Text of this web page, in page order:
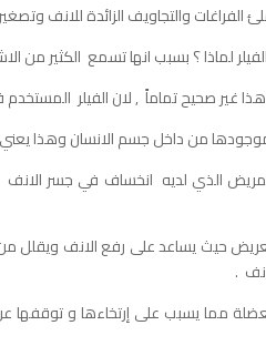
الفراغات والتجاويف الزائدة للانف
لماذا ؟ بسبب انها تسمع الكثير من
غير صحيح تماماً , لان الفيلر المستخدم
الذي لديه انخساف في جسر
حيث يساعد على رفع الانف ويقلل
.
مما يسبب على إرتخاءها و